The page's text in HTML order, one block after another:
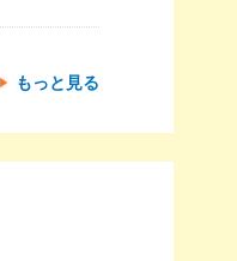
もっと見る